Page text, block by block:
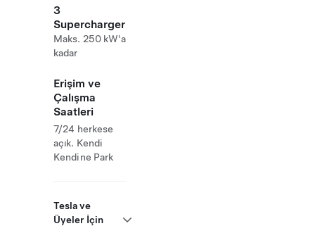
3
Supercharger
Maks. 250 kW'a
kadar
Erişim ve
Çalışma
Saatleri
7/24 herkese
açık. Kendi
Kendine Park
Tesla ve
Üyeler İçin